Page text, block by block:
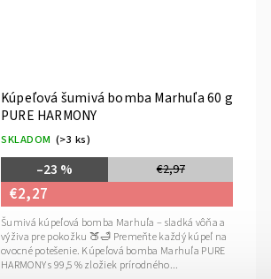
Kúpeľová šumivá bomba Marhuľa 60 g
PURE HARMONY
SKLADOM (>3 ks)
€2,97
–23 %
€2,27
Šumivá kúpeľová bomba Marhuľa – sladká vôňa a
výživa pre pokožku 🍑🛁 Premeňte každý kúpeľ na
ovocné potešenie. Kúpeľová bomba Marhuľa PURE
HARMONY s 99,5 % zložiek prírodného...